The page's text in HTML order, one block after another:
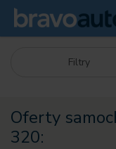
Filtry
Oferty
320: